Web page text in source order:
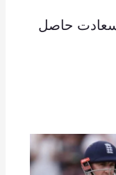
سعادت حاصل